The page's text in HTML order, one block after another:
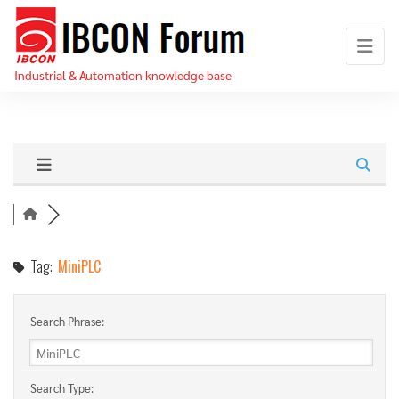
Skip
the
content
Industrial & Automation knowledge base
Tag: MiniPLC
Search Phrase:
Search Type: